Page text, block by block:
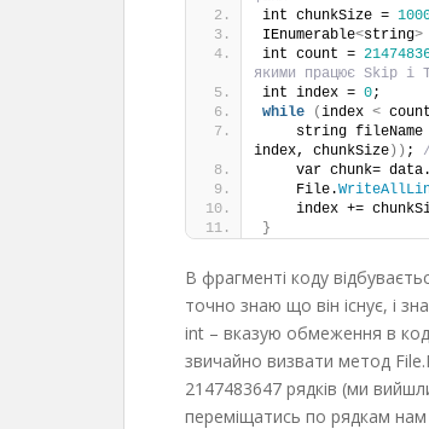
int chunkSize =
IEnumerable<string>
int count =
якими працює Skip і
int index = 0;
while
(index <
string fileName
index, chunkSize )) ;
    var chunk= data.
    File.
index +=
}
В фрагменті коду
точно знаю що він існує, і
int – вказую обмеження в
звичайно визвати метод
2147483647 рядків (ми
переміщатись по рядкам